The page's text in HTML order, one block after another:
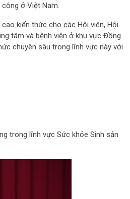
ở Việt Nam.
kiến thức cho các Hội viên, Hội
tâm và bệnh viện ở khu vực Đồng
chuyên sâu trong lĩnh vực này với
trong lĩnh vực Sức khỏe Sinh sản